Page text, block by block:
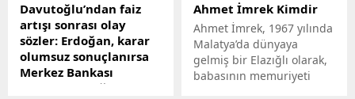
Davutoğlu’ndan faiz
artışı sonrası olay
sözler: Erdoğan, karar
olumsuz sonuçlanırsa
Merkez Bankası
Başkanı’nı değiştirecek
Ahmet İmrek Kimdir
Ahmet İmrek, 1967 yılında
Malatya’da dünyaya
gelmiş bir Elazığlı olarak,
babasının memuriyeti